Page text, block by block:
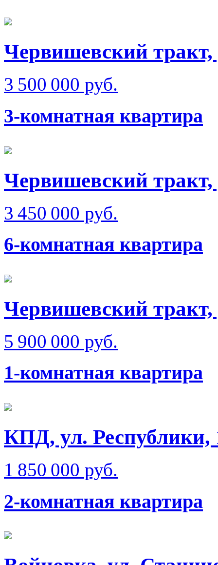
Червишевский
3 500 000 руб.
3-комнатная квартира
Червишевский
3 450 000 руб.
6-комнатная квартира
Червишевский тракт,
5 900 000 руб.
1-комнатная квартира
КПД, ул. Республики,
1 850 000 руб.
2-комнатная квартира